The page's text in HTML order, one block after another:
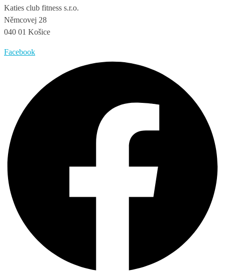
Katies club fitness s.r.o.
Němcovej 28
040 01 Košice
Facebook